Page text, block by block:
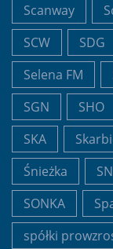
Scanway
SCW
SDG
Selena FM
SGN
SHO
SKA
Śnieżka
SONKA
spółki